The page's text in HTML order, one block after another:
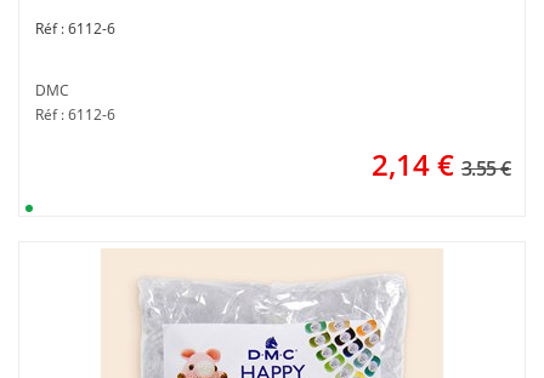
6112-6
DMC
Réf : 6112-6
2,14€ 3.55 €